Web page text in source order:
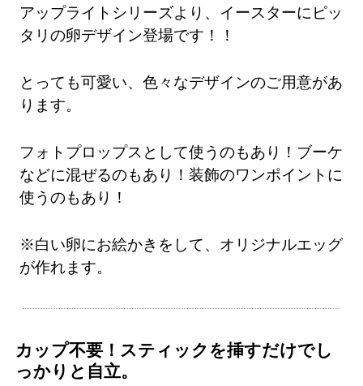
アップライトシリーズより、イースターにピッ
タリの卵デザイン登場です！！
とっても可愛い、色々なデザインのご用意があ
ります。
フォトプロップスとして使うのもあり！ブーケ
などに混ぜるのもあり！装飾のワンポイントに
使うのもあり！
※白い卵にお絵かきをして、オリジナルエッグ
が作れます。
カップ不要！スティックを挿すだけでし
っかりと自立。